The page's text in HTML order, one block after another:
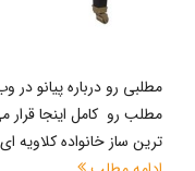
مطلبی رو درباره پیانو
مطلب رو کامل اینجا قرار
ترین ساز خانواده کلاویه